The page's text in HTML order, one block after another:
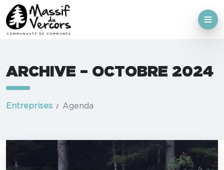
ARCHIVE – OCTOBRE 2024
Entreprises Agenda